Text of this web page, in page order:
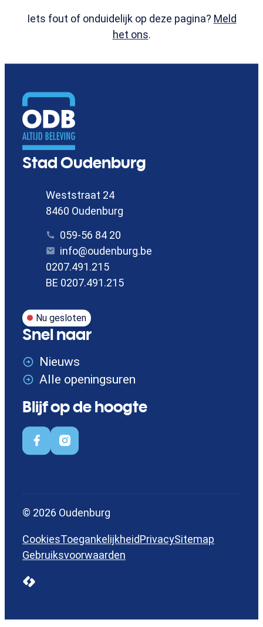
Iets fout of onduidelijk op deze pagina? Meld
het ons.
Contact
Stad Oudenburg
Nu gesloten
AdresWeststraat 24
,8460 Oudenburg
059-56 84 20
E-mail
info@oudenburg.be
Ondernemingsnummer
0207.491.215
BTW nr.BE 0207.491.215
Snel naar
Nieuws
Alle openingsuren
Blijf op de hoogte
FacebookInstagram
© 2026 Oudenburg
CookiesToegankelijkheidPrivacySitemap
Gebruiksvoorwaarden
LCP nv 2026 ©